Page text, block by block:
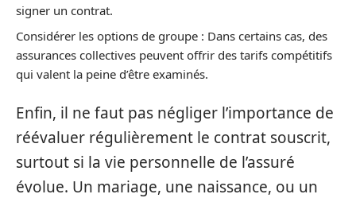
signer un contrat.
Considérer les options de groupe : Dans certains cas, des
assurances collectives peuvent offrir des tarifs compétitifs
qui valent la peine d’être examinés.
Enfin, il ne faut pas négliger l’importance de
réévaluer régulièrement le contrat souscrit,
surtout si la vie personnelle de l’assuré
évolue. Un mariage, une naissance, ou un